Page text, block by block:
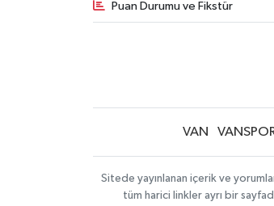
Puan Durumu ve Fikstür
VAN
Sitede yayınlanan içerik ve
tüm harici linkler ayrı bir